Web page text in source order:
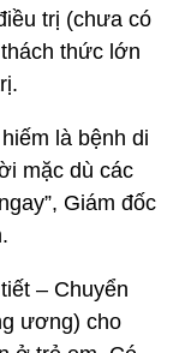
trị (chưa có
thức lớn
là bệnh di
mặc dù các
Giám đốc
– Chuyển
ương) cho